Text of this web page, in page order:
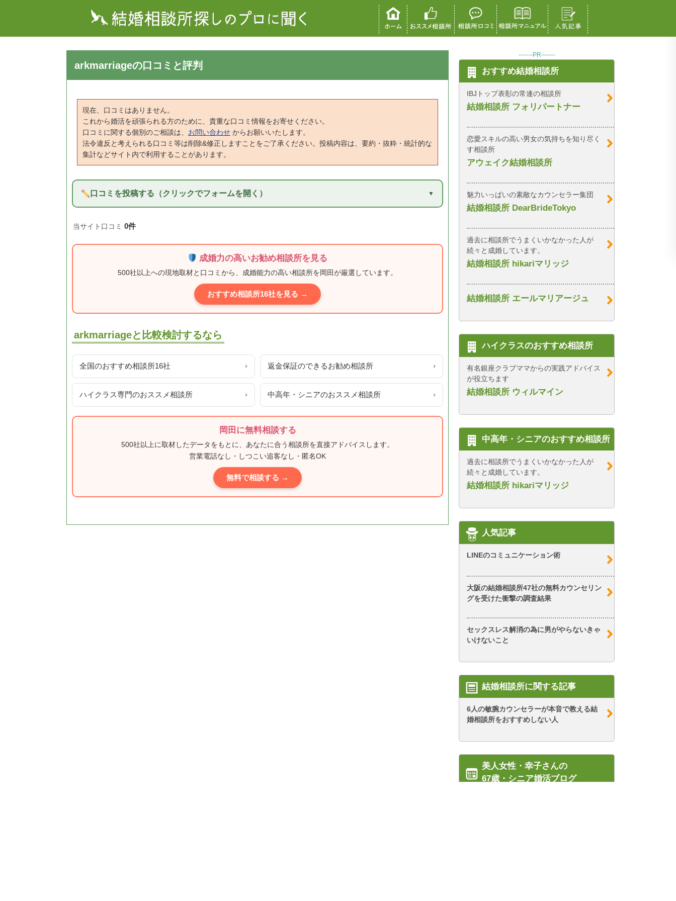
arkmarriageの口コミと評判
現在、口コミはありません。
これから婚活を頑張られる方のために、貴重な口コミ情報をお寄せください。
口コミに関する個別のご相談は、 お問い合わせ からお願いいたします。
法令違反と考えられる口コミ等は削除&修正しますことをご了承ください。投稿内容は、要約・抜粋・統計的な
集計などサイト内で利用することがあります。
口コミを投稿する（クリックでフォームを開く）
当サイト口コミ 0件
成婚力の高いお勧め相談所を見る
500社以上への現地取材と口コミから、成婚能力の高い相談所を岡田が厳選しています。
おすすめ相談所16社を見る →
arkmarriageと比較検討するなら
全国のおすすめ相談所16社 › 返金保証のできるお勧め相談所 ›
ハイクラス専門のおススメ相談所 › 中高年・シニアのおススメ相談所 ›
岡田に無料相談する
500社以上に取材したデータをもとに、あなたに合う相談所を直接アドバイスします。
営業電話なし・しつこい追客なし・匿名OK
無料で相談する →
-------PR-------
おすすめ結婚相談所
IBJトップ表彰の常連の相談所
結婚相談所 フォリパートナー
恋愛スキルの高い男女の気持ちを知り尽く
す相談所
アウェイク結婚相談所
魅力いっぱいの素敵なカウンセラー集団
結婚相談所 DearBrideTokyo
過去に相談所でうまくいかなかった人が
続々と成婚しています。
結婚相談所 hikariマリッジ
結婚相談所 エールマリアージュ
ハイクラスのおすすめ相談所
有名銀座クラブママからの実践アドバイス
が役立ちます
結婚相談所 ウィルマイン
中高年・シニアのおすすめ相談所
過去に相談所でうまくいかなかった人が
続々と成婚しています。
結婚相談所 hikariマリッジ
人気記事
LINEのコミュニケーション術
大阪の結婚相談所47社の無料カウンセリン
グを受けた衝撃の調査結果
セックスレス解消の為に男がやらないきゃ
いけないこと
結婚相談所に関する記事
6人の敏腕カウンセラーが本音で教える結
婚相談所をおすすめしない人
美人女性・幸子さんの
67歳・シニア婚活ブログ